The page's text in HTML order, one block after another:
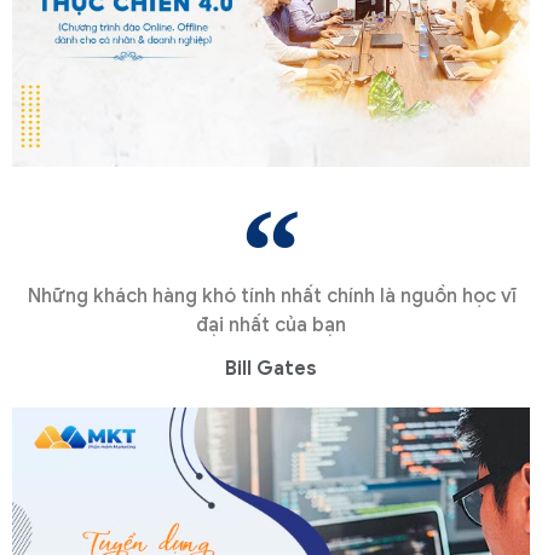
Những khách hàng khó tính nhất chính là nguồn học vĩ
đại nhất của bạn
Bill Gates